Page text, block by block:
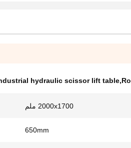
hydraulic scissor lift
2000x1700 ملم
650mm